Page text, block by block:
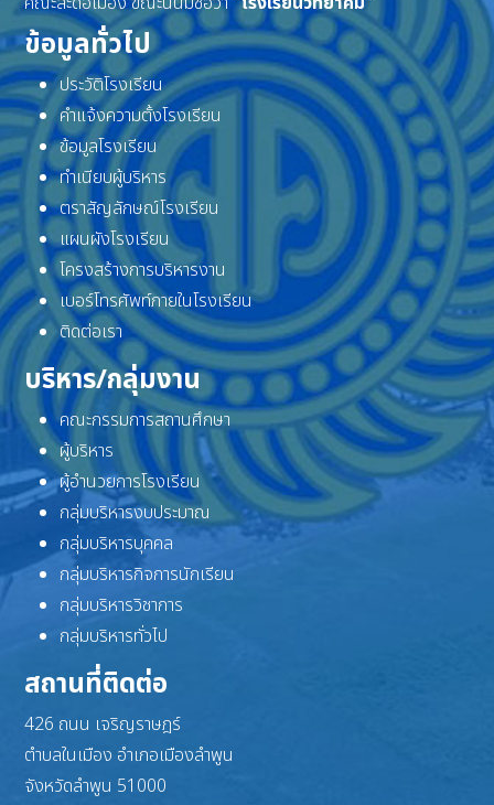
ข้อมูลทั่วไป
ประวัติโรงเรียน
คำแจ้งความตั้งโรงเรียน
ข้อมูลโรงเรียน
ทำเนียบผู้บริหาร
ตราสัญลักษณ์โรงเรียน
แผนผังโรงเรียน
โครงสร้างการบริหารงาน
เบอร์โทรศัพท์ภายในโรงเรียน
ติดต่อเรา
บริหาร/กลุ่มงาน
คณะกรรมการสถานศึกษา
ผู้บริหาร
ผู้อำนวยการโรงเรียน
กลุ่มบริหารงบประมาณ
กลุ่มบริหารบุคคล
กลุ่มบริหารกิจการนักเรียน
กลุ่มบริหารวิชาการ
กลุ่มบริหารทั่วไป
สถานที่ติดต่อ
426 ถนน เจริญราษฎร์
ตำบลในเมือง อำเภอเมืองลำพูน
จังหวัดลำพูน 51000